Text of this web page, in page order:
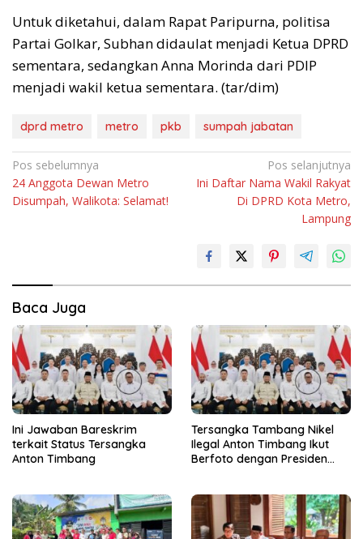
Untuk diketahui, dalam Rapat Paripurna, politisa
Partai Golkar, Subhan didaulat menjadi Ketua DPRD
sementara, sedangkan Anna Morinda dari PDIP
menjadi wakil ketua sementara. (tar/dim)
dprd metro metro pkb sumpah jabatan
Navigasi
pos
Pos sebelumnya
24 Anggota Dewan Metro
Disumpah, Walikota: Selamat!
Pos selanjutnya
Ini Daftar Nama Wakil Rakyat
Di DPRD Kota Metro,
Lampung
Baca Juga
Ini Jawaban Bareskrim
terkait Status Tersangka
Anton Timbang
Tersangka Tambang Nikel
Ilegal Anton Timbang Ikut
Berfoto dengan Presiden